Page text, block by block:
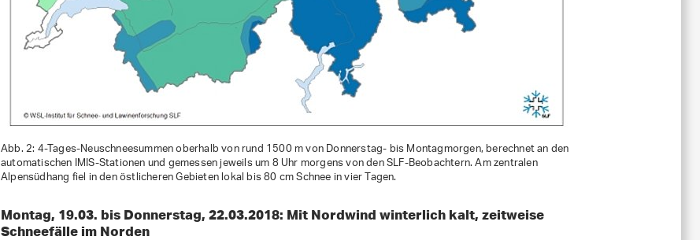
Abb. 2: 4-Tages-Neuschneesummen oberhalb von rund 1500 m von Donnerstag- bis Montagmorgen, berechnet an den
automatischen IMIS-Stationen und gemessen jeweils um 8 Uhr morgens von den SLF-Beobachtern. Am zentralen
Alpensüdhang fiel in den östlicheren Gebieten lokal bis 80 cm Schnee in vier Tagen.
Montag, 19.03. bis Donnerstag, 22.03.2018: Mit Nordwind winterlich kalt, zeitweise
Schneefälle im Norden